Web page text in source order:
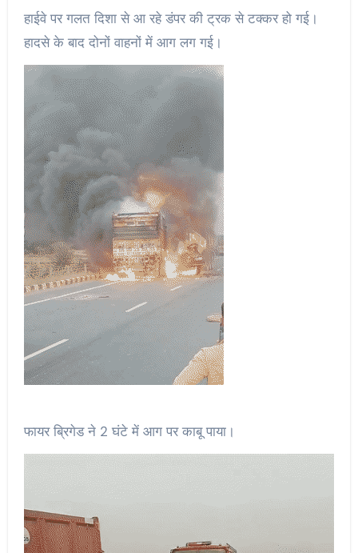
हाईवे पर गलत दिशा से आ रहे डंपर की ट्रक से टक्कर हो गई।
हादसे के बाद दोनों वाहनों में आग लग गई।
फायर ब्रिगेड ने 2 घंटे में आग पर काबू पाया।